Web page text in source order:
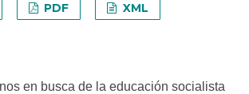
PDF XML
en busca de la educación socialista